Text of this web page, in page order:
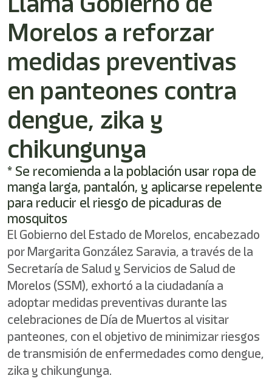
Este
acceso
directo
lector
de
pantalla
ayudarle
navegar
interactuar
con
contenido.
Morelos a reforzar
medidas preventivas
en panteones contra
dengue, zika y
chikungunya
* Se recomienda a la población usar ropa de
manga larga, pantalón, y aplicarse repelente
para reducir el riesgo de picaduras de
mosquitos
El Gobierno del Estado de Morelos, encabezado
por Margarita González Saravia, a través de la
Secretaría de Salud y Servicios de Salud de
Morelos (SSM), exhortó a la ciudadanía a
adoptar medidas preventivas durante las
celebraciones de Día de Muertos al visitar
panteones, con el objetivo de minimizar riesgos
de transmisión de enfermedades como dengue,
zika y chikungunya.